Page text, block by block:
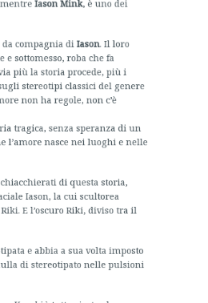
più la storia procede, più i
sugli stereotipi classici del genere
non ha regole, non c’è
tragica, senza speranza di un
l’amore nasce nei luoghi e nelle
chiacchierati di questa storia,
Riki. E l’oscuro Riki, diviso tra il
e abbia a sua volta imposto
nulla di stereotipato nelle pulsioni